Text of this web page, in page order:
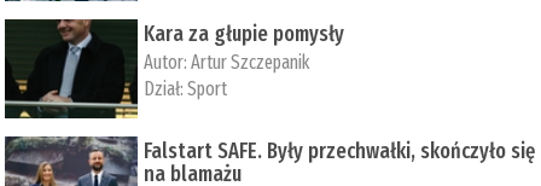
Kara za głupie pomysły
Autor:Artur Szczepanik
Dział:Sport
Falstart SAFE. Były przechwałki, skończyło się
na blamażu